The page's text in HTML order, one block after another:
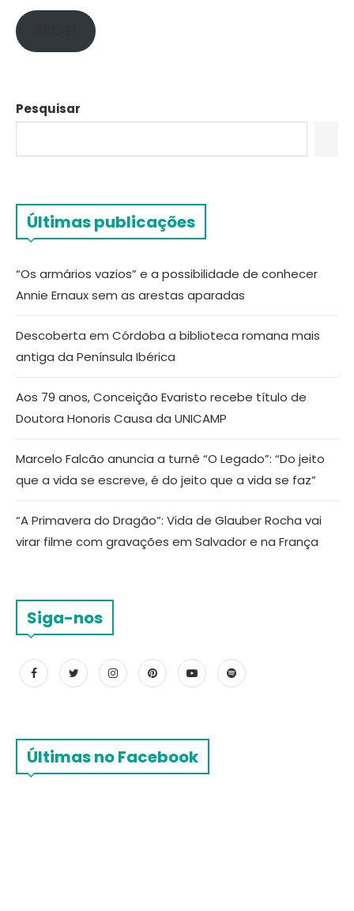
Pesquisar
Últimas publicações
“Os armários vazios” e a possibilidade de conhecer
Annie Ernaux sem as arestas aparadas
Descoberta em Córdoba a biblioteca romana mais
antiga da Península Ibérica
Aos 79 anos, Conceição Evaristo recebe título de
Doutora Honoris Causa da UNICAMP
Marcelo Falcão anuncia a turnê “O Legado”: “Do jeito
que a vida se escreve, é do jeito que a vida se faz”
“A Primavera do Dragão”: Vida de Glauber Rocha vai
virar filme com gravações em Salvador e na França
Siga-nos
Últimas no Facebook